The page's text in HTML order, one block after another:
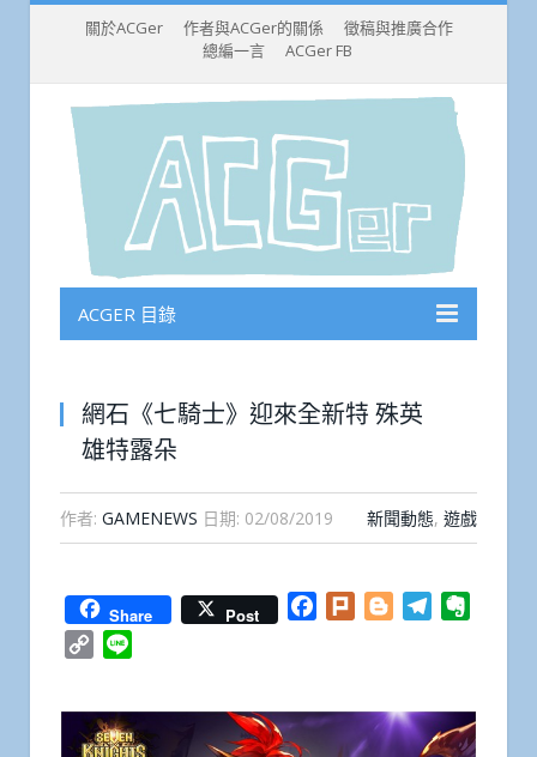
關於ACGer 作者與ACGer的關係
徵稿與推廣合作
總編一言
ACGer FB
ACGER 目錄
網石《七騎士》迎來全新特 殊英
雄特露朵
作者: GAMENEWS 日期: 02/08/2019 新聞動態, 遊戲
Share Post Facebook
Plurk BloggerTelegram
Copy